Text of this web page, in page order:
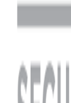
10:00 - 18:00